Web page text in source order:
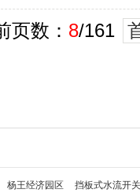
页数： 8/161
杨王经济园区
挡板式水流开关